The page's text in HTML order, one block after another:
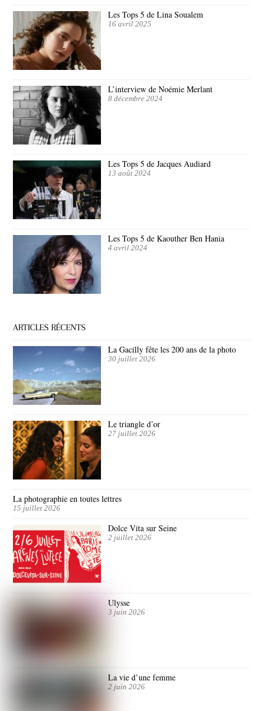
Les Tops 5 de Lina Soualem
16 avril 2025
L’interview de Noémie Merlant
8 décembre 2024
Les Tops 5 de Jacques Audiard
13 août 2024
Les Tops 5 de Kaouther Ben Hania
4 avril 2024
ARTICLES RÉCENTS
La Gacilly fête les 200 ans de la photo
30 juillet 2026
Le triangle d’or
27 juillet 2026
La photographie en toutes lettres
15 juillet 2026
Dolce Vita sur Seine
2 juillet 2026
Ulysse
3 juin 2026
La vie d’une femme
2 juin 2026